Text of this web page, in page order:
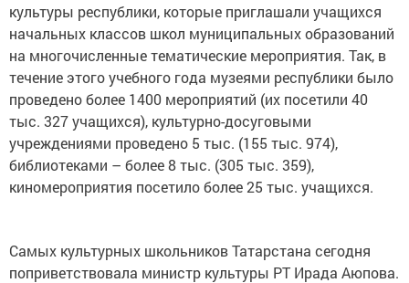
культуры республики, которые приглашали учащихся
начальных классов школ муниципальных образований
на многочисленные тематические мероприятия. Так, в
течение этого учебного года музеями республики было
проведено более 1400 мероприятий (их посетили 40
тыс. 327 учащихся), культурно-досуговыми
учреждениями проведено 5 тыс. (155 тыс. 974),
библиотеками – более 8 тыс. (305 тыс. 359),
киномероприятия посетило более 25 тыс. учащихся.
Самых культурных школьников Татарстана сегодня
поприветствовала министр культуры РТ Ирада Аюпова.